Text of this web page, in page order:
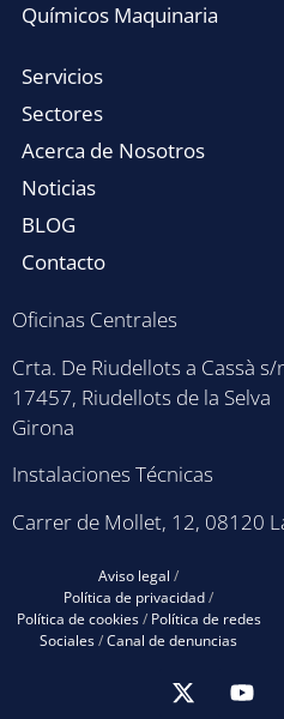
Químicos Maquinaria
Servicios
Sectores
Acerca de Nosotros
Noticias
BLOG
Contacto
Oficinas Centrales
Crta. De Riudellots a Cassà s/
17457, Riudellots de la Selva
Girona
Instalaciones Técnicas
Carrer de Mollet, 12, 08120
Aviso legal /
Política de privacidad/
Política de cookies/Política de redes
Sociales/Canal de denuncias